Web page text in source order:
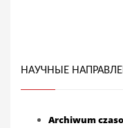
НАУЧНЫЕ
Archiwum